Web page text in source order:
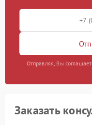
Отправляя, Вы
Заказать